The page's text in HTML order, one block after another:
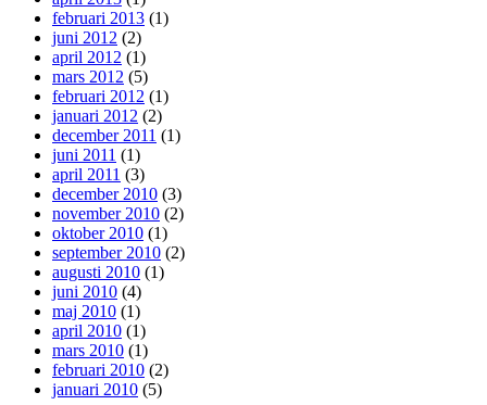
februari 2013 (1)
juni 2012 (2)
april 2012 (1)
mars 2012 (5)
februari 2012 (1)
januari 2012 (2)
december 2011 (1)
juni 2011 (1)
april 2011 (3)
december 2010 (3)
november 2010 (2)
oktober 2010 (1)
september 2010 (2)
augusti 2010 (1)
juni 2010 (4)
maj 2010 (1)
april 2010 (1)
mars 2010 (1)
februari 2010 (2)
januari 2010 (5)